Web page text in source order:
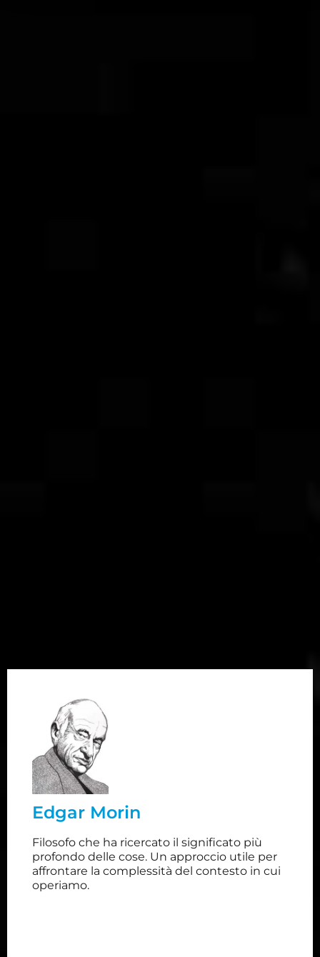
Edgar Morin
Filosofo che ha ricercato il significato più
profondo delle cose. Un approccio utile per
affrontare la complessità del contesto in cui
operiamo.
Filosofo, sociologo, appassionato studioso della
modernità. Morin è una delle voci più influenti ed
a caso il suo approccio trasversale e
anche dai sistemi scolastici ed educativi di tutta
Europa.